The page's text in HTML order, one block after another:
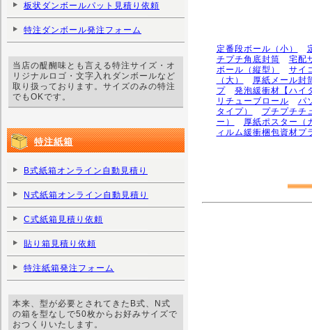
定番段ボール（小）
チプチ角底封筒
宅配
ボール（縦型）
サイ
（大）
厚紙メール封
プ
発泡緩衝材【ハイ
リチューブロール
パ
タイプ）
プチプチチ
ー）
厚紙ポスター（
ィルム緩衝梱包資材プ
板状ダンボールパット見積り依頼
特注ダンボール発注フォーム
当店の醍醐味とも言える特注サイズ・オ
リジナルロゴ・文字入れダンボールなど
取り扱っております。サイズのみの特注
でもOKです。
特注紙箱
B式紙箱オンライン自動見積り
N式紙箱オンライン自動見積り
C式紙箱見積り依頼
貼り箱見積り依頼
特注紙箱発注フォーム
本来、型が必要とされてきたB式、N式
の箱を型なしで50枚からお好みサイズで
おつくりいたします。